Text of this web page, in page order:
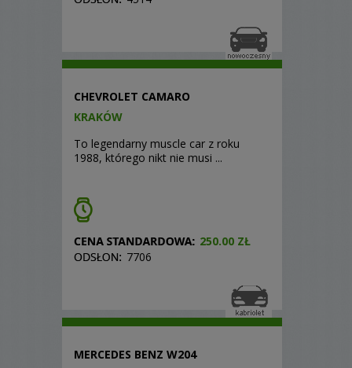
CHEVROLET CAMARO
KRAKÓW
To legendarny muscle car z roku
1988, którego nikt nie musi ...
250.00 ZŁ
7706
MERCEDES BENZ W204